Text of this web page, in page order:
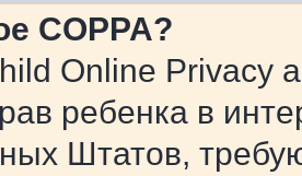
COPPA?
Online Privacy
ребенка в
Штатов,